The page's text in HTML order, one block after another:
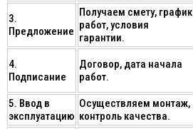
3.
Предложение
Получаем смету, график
работ, условия
гарантии.
4.
Подписание
Договор, дата начала
работ.
5. Ввод в
эксплуатацию
Осуществляем монтаж,
контроль качества.